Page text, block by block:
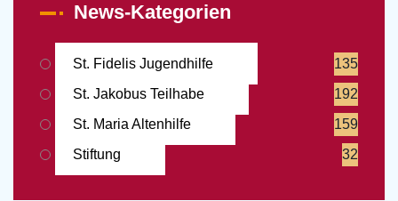
News-Kategorien
St. Fidelis Jugendhilfe
135
St. Jakobus Teilhabe
192
St. Maria Altenhilfe
159
Stiftung
32